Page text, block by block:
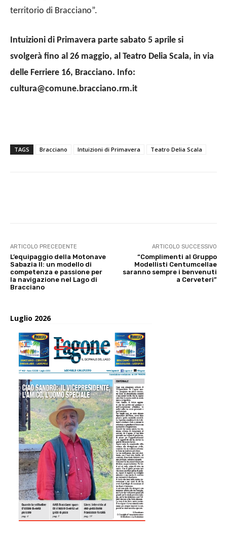
territorio di Bracciano”.
Intuizioni di Primavera parte sabato 5 aprile si
svolgerà fino al 26 maggio, al Teatro Delia Scala, in via
delle Ferriere 16, Bracciano. Info:
cultura@comune.bracciano.rm.it
TAGS Bracciano Intuizioni di Primavera Teatro Delia Scala
ARTICOLO PRECEDENTE
L’equipaggio della Motonave
Sabazia II: un modello di
competenza e passione per
la navigazione nel Lago di
Bracciano
ARTICOLO SUCCESSIVO
“Complimenti al Gruppo
Modellisti Centumcellae
saranno sempre i benvenuti
a Cerveteri”
Luglio 2026